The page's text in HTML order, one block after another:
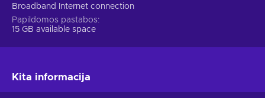
Broadband Internet connection
Papildomos pastabos
15 GB available space
Kita informacija